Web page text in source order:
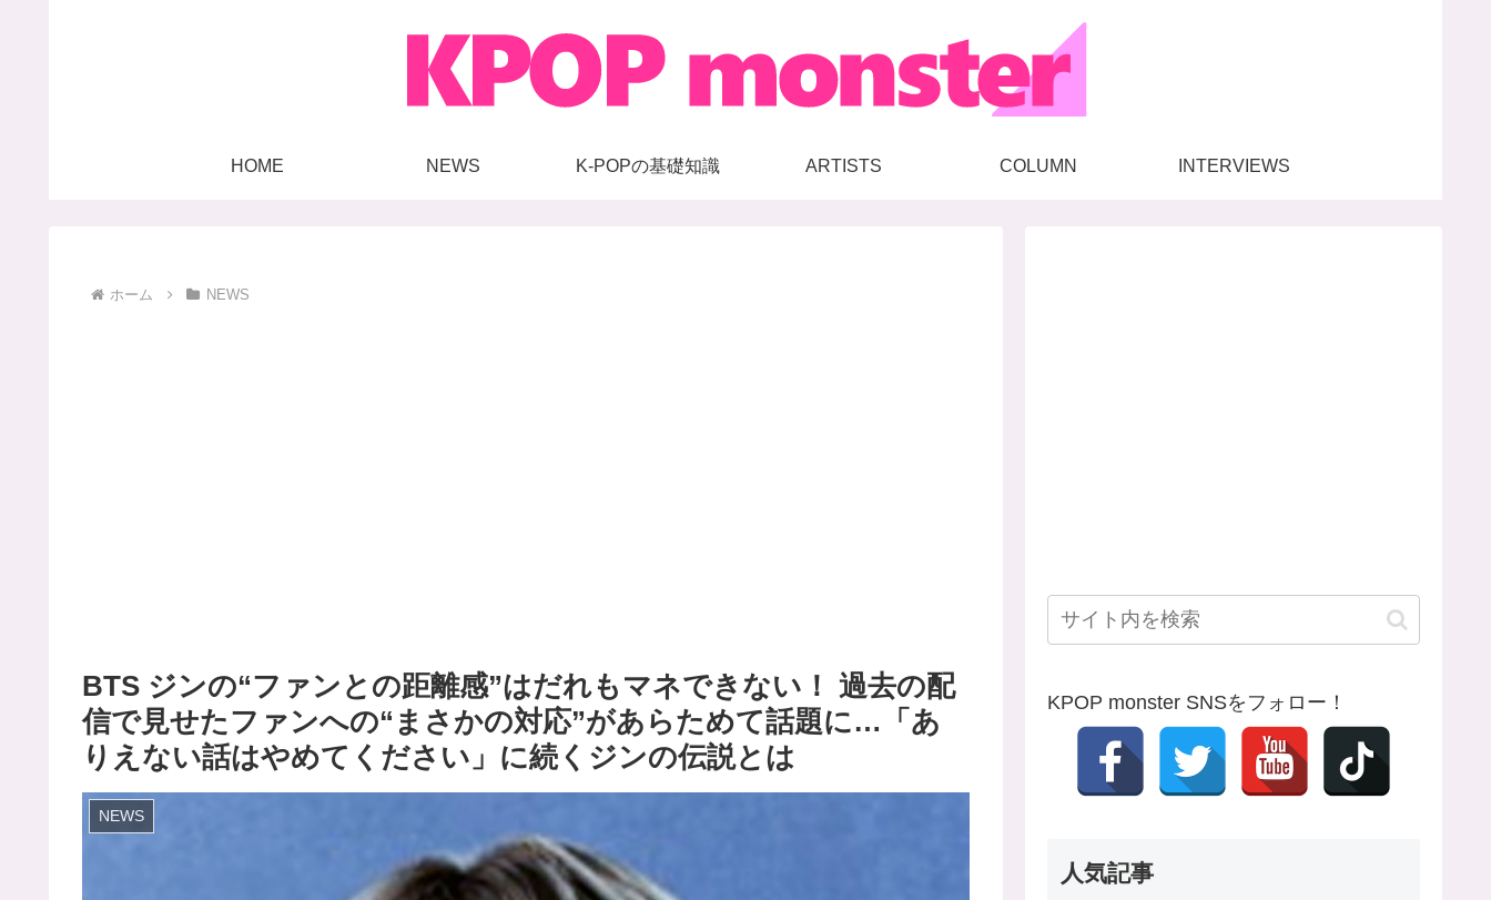
HOME NEWS K-POPの基礎知識 ARTISTS COLUMN INTERVIEWS
ホーム NEWS
BTS ジンの“ファンとの距離感”はだれもマネできない！ 過去の配
信で見せたファンへの“まさかの対応”があらためて話題に…「あ
りえない話はやめてください」に続くジンの伝説とは
NEWS
KPOP monster SNSをフォロー！
人気記事